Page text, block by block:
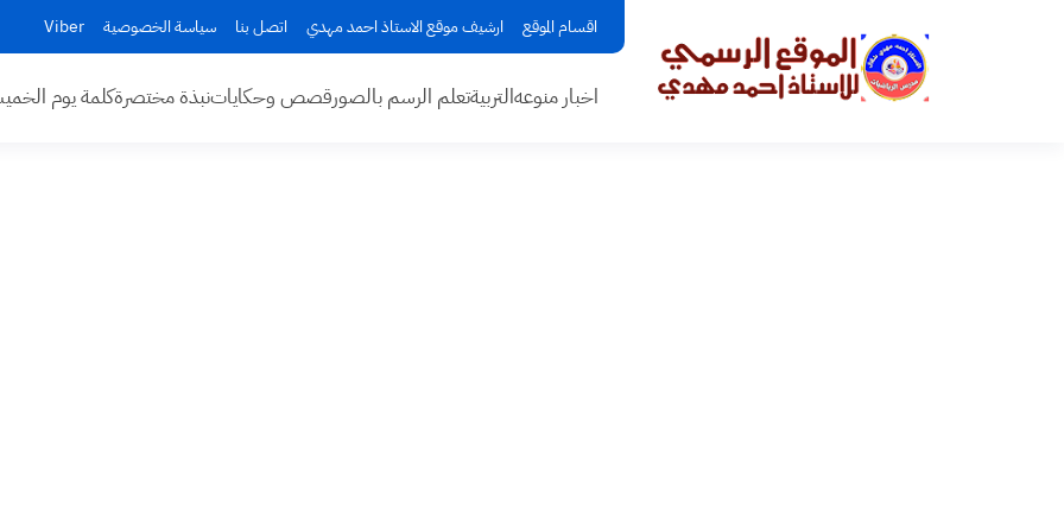
اقسام الموقع ارشيف موقع الاستاذ احمد مهدي اتصل بنا سياسة الخصوصية Viber
اخبار منوعهالتربيةتعلم الرسم بالصورقصص وحكاياتنبذة مختصرةكلمة يوم